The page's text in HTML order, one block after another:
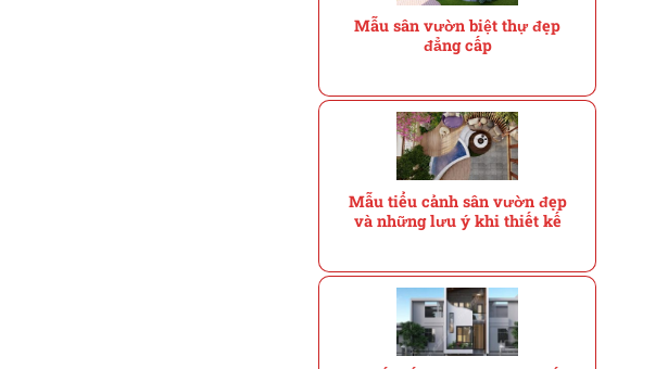
Mẫu sân vườn biệt thự đẹp
đẳng cấp
Mẫu tiểu cảnh sân vườn đẹp
và những lưu ý khi thiết kế